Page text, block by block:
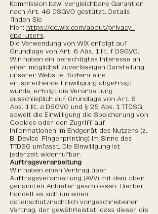
Kommission bzw. vergleichbare Garantien
nach Art. 46 DSGVO gestützt. Details
finden Sie
hier: https://de.wix.com/about/privacy-
dpa-users
Die Verwendung von WIX erfolgt auf
Grundlage von Art. 6 Abs. 1 lit. f DSGVO.
Wir haben ein berechtigtes Interesse an
einer möglichst zuverlässigen Darstellung
unserer Website. Sofern eine
entsprechende Einwilligung abgefragt
wurde, erfolgt die Verarbeitung
ausschließlich auf Grundlage von Art. 6
Abs. 1 lit. a DSGVO und § 25 Abs. 1 TTDSG,
soweit die Einwilligung die Speicherung von
Cookies oder den Zugriff auf
Informationen im Endgerät des Nutzers (z.
B. Device-Fingerprinting) im Sinne des
TTDSG umfasst. Die Einwilligung ist
jederzeit widerrufbar.
Auftragsverarbeitung
Wir haben einen Vertrag über
Auftragsverarbeitung (AVV) mit dem oben
genannten Anbieter geschlossen. Hierbei
handelt es sich um einen
datenschutzrechtlich vorgeschriebenen
Vertrag, der gewährleistet, dass dieser die